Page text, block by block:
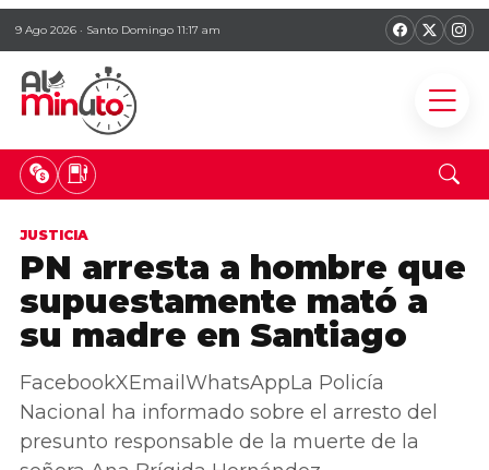
9 Ago 2026 · Santo Domingo 11:17 am
JUSTICIA
PN arresta a hombre que
supuestamente mató a
su madre en Santiago
FacebookXEmailWhatsAppLa Policía
Nacional ha informado sobre el arresto del
presunto responsable de la muerte de la